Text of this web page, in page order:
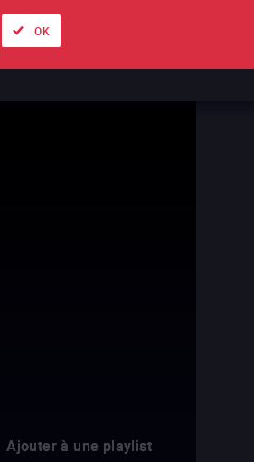
Nos offres
Ajouter à une playlist
OK